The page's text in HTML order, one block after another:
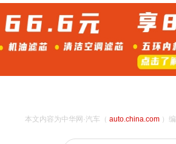
本文内容为中华网·汽车（ auto.china.com）编